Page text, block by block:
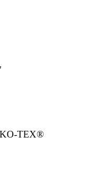
TEX®